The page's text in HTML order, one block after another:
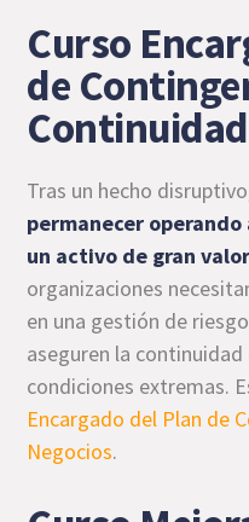
Curso
de
Tras un hecho
permanecer
un activo de gran
organizaciones
en una gestión de
aseguren la
condiciones extremas.
Encargado del Plan de
Negocios.